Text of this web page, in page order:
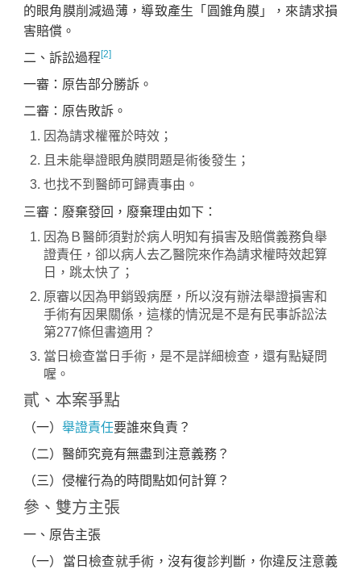
的眼角膜削減過薄，導致產生「圓錐角膜」，來請求損
害賠償。
二、訴訟過程[2]
一審：原告部分勝訴。
二審：原告敗訴。
因為請求權罹於時效；
且未能舉證眼角膜問題是術後發生；
也找不到醫師可歸責事由。
三審：廢棄發回，廢棄理由如下：
因為Ｂ醫師須對於病人明知有損害及賠償義務負舉
證責任，卻以病人去乙醫院來作為請求權時效起算
日，跳太快了；
原審以因為甲銷毀病歷，所以沒有辦法舉證損害和
手術有因果關係，這樣的情況是不是有民事訴訟法
第277條但書適用？
當日檢查當日手術，是不是詳細檢查，還有點疑問
喔。
貳、本案爭點
（一） 舉證責任要誰來負責？
（二）醫師究竟有無盡到注意義務？
（三）侵權行為的時間點如何計算？
參、雙方主張
一、原告主張
（一）當日檢查就手術，沒有復診判斷，你違反注意義